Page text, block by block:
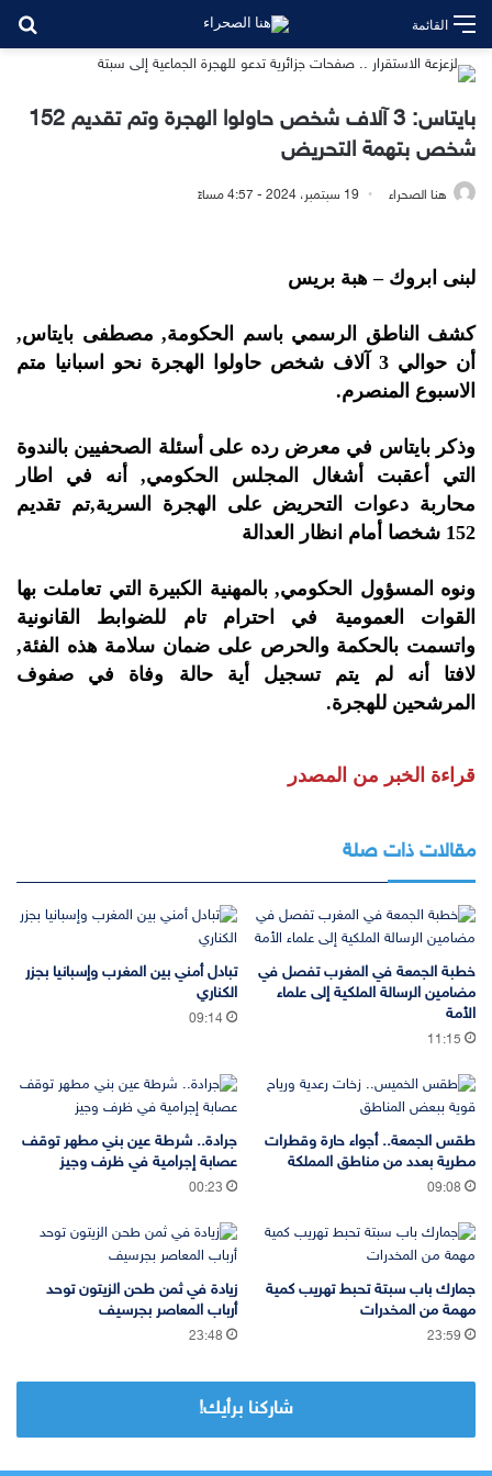
القائمة
بايتاس: 3 آلاف شخص حاولوا الهجرة وتم تقديم 152
شخص بتهمة التحريض
هنا الصحراء 19 سبتمبر، 2024 - 4:57 مساءً
لبنى ابروك – هبة بريس
كشف الناطق الرسمي باسم الحكومة, مصطفى بايتاس,
أن حوالي 3 آلاف شخص حاولوا الهجرة نحو اسبانيا متم
الاسبوع المنصرم.
وذكر بايتاس في معرض رده على أسئلة الصحفيين بالندوة
التي أعقبت أشغال المجلس الحكومي, أنه في اطار
محاربة دعوات التحريض على الهجرة السرية,تم تقديم
152 شخصا أمام انظار العدالة
ونوه المسؤول الحكومي, بالمهنية الكبيرة التي تعاملت بها
القوات العمومية في احترام تام للضوابط القانونية
واتسمت بالحكمة والحرص على ضمان سلامة هذه الفئة,
لافتا أنه لم يتم تسجيل أية حالة وفاة في صفوف
المرشحين للهجرة.
قراءة الخبر من المصدر
مقالات ذات صلة
خطبة الجمعة في المغرب تفصل في
مضامين الرسالة الملكية إلى علماء
الأمة
11:15
تبادل أمني بين المغرب وإسبانيا بجزر
الكناري
09:14
طقس الجمعة.. أجواء حارة وقطرات
مطرية بعدد من مناطق المملكة
09:08
جرادة.. شرطة عين بني مطهر توقف
عصابة إجرامية في ظرف وجيز
00:23
جمارك باب سبتة تحبط تهريب كمية
مهمة من المخدرات
23:59
زيادة في ثمن طحن الزيتون توحد
أرباب المعاصر بجرسيف
23:48
شاركنا برأيك!